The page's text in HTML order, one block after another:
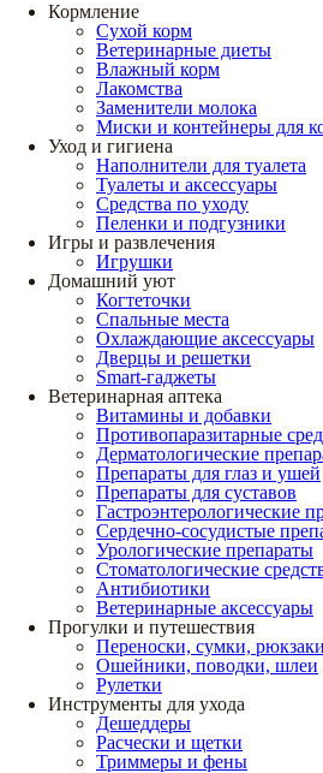
Кормление
Сухой корм
Ветеринарные диеты
Влажный корм
Лакомства
Заменители молока
Миски и контейнеры для
Уход и гигиена
Наполнители для туалета
Туалеты и аксессуары
Средства по уходу
Пеленки и подгузники
Игры и развлечения
Игрушки
Домашний уют
Когтеточки
Спальные места
Охлаждающие аксессуары
Дверцы и решетки
Smart-гаджеты
Ветеринарная аптека
Витамины и добавки
Противопаразитарные
Дерматологические
Препараты для глаз и ушей
Препараты для суставов
Гастроэнтерологические
Сердечно-сосудистые
Урологические препараты
Стоматологические
Антибиотики
Ветеринарные аксессуары
Прогулки и путешествия
Переноски, сумки, рюкзаки
Ошейники, поводки, шлеи
Рулетки
Инструменты для ухода
Дешеддеры
Расчески и щетки
Триммеры и фены